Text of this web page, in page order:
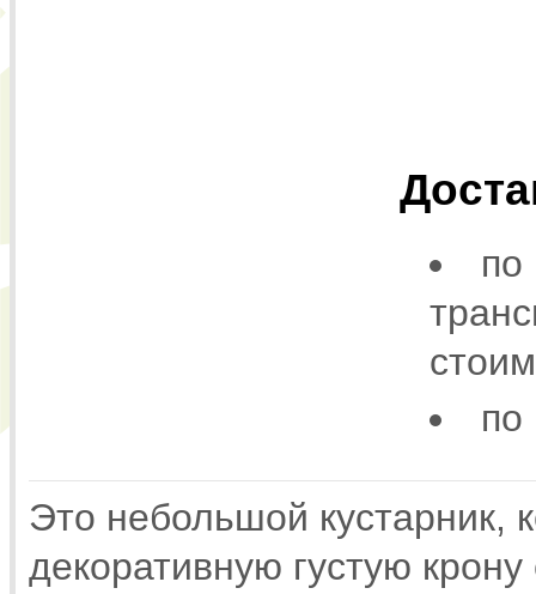
по
по
Это небольшой кустарник,
декоративную густую